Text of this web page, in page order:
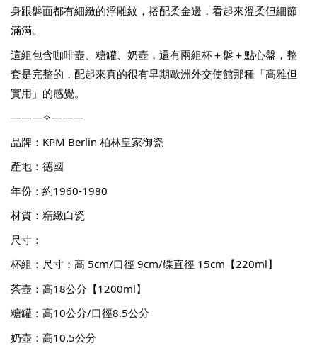
身跟盤面都有細緻的浮雕紋，搭配柔金邊，看起來溫柔但細節
滿滿。
這組包含咖啡壺、糖罐、奶壺，還有兩組杯＋盤＋點心盤，整
套是完整的，配起來真的很有早期歐洲外交使館那種「高雅但
實用」的感覺。
———✧———
品牌：KPM Berlin 柏林皇家御瓷
產地：德國
年份：約1960-1980
材質：精緻白瓷
尺寸：
杯組：尺寸：高 5cm/口徑 9cm/碟直徑 15cm【220ml】
茶壺：高18公分【1200ml】
糖罐：高10公分/口徑8.5公分
奶壺：高10.5公分